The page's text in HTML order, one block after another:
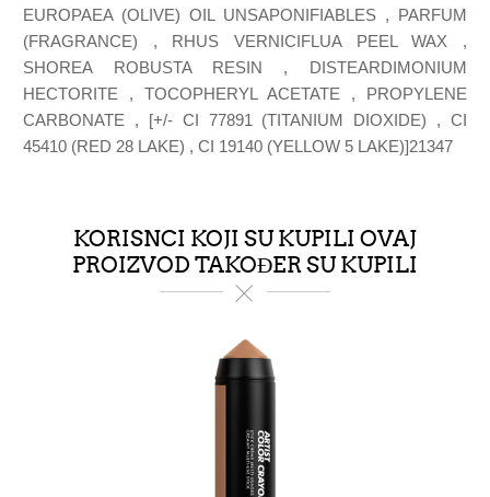
EUROPAEA (OLIVE) OIL UNSAPONIFIABLES , PARFUM
(FRAGRANCE) , RHUS VERNICIFLUA PEEL WAX ,
SHOREA ROBUSTA RESIN , DISTEARDIMONIUM
HECTORITE , TOCOPHERYL ACETATE , PROPYLENE
CARBONATE , [+/- CI 77891 (TITANIUM DIOXIDE) , CI
45410 (RED 28 LAKE) , CI 19140 (YELLOW 5 LAKE)]21347
KORISNCI KOJI SU KUPILI OVAJ
PROIZVOD TAKOĐER SU KUPILI